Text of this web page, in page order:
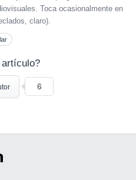
Toca ocasionalmente en
claro).
artículo?
6